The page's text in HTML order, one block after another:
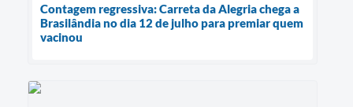
Contagem regressiva: Carreta da Alegria chega a
Brasilândia no dia 12 de julho para premiar quem
vacinou